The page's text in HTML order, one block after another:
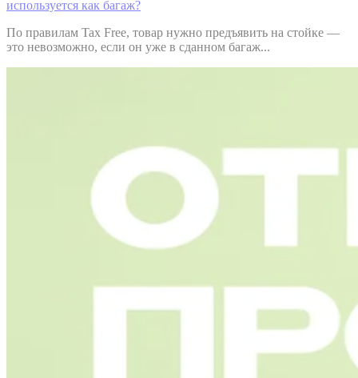
используется как багаж?
По правилам Tax Free, товар нужно предъявить на стойке —
это невозможно, если он уже в сданном багаж...